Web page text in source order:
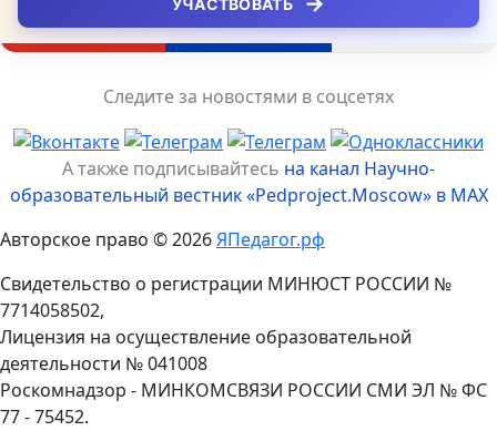
Следите за новостями в соцсетях
А также подписывайтесь на канал Научно-
образовательный вестник «Pedproject.Moscow» в MAX
Авторское право © 2026ЯПедагог.рф
Свидетельство о регистрации МИНЮСТ РОССИИ №
7714058502,
Лицензия на осуществление образовательной
деятельности № 041008
Роскомнадзор - МИНКОМСВЯЗИ РОССИИ СМИ ЭЛ № ФС
77 - 75452.